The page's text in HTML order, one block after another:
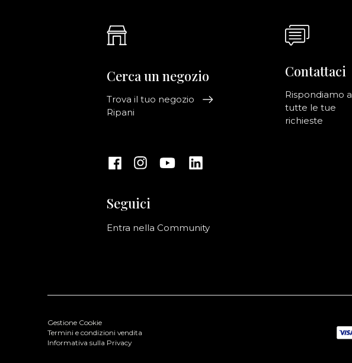
Cerca un negozio
Trova il tuo negozio
Ripani
Seguici
Entra nella Community
Contattaci
Rispondiamo a
tutte le tue
richieste
Gestione Cookie
Termini e condizioni vendita
Informativa sulla Privacy